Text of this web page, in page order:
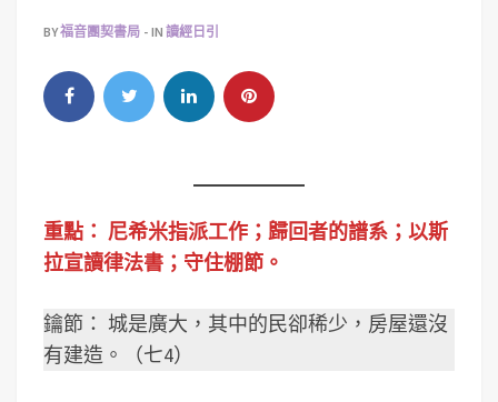
BY福音團契書局 IN 讀經日引
重點： 尼希米指派工作；歸回者的譜系；以斯
拉宣讀律法書；守住棚節。
鑰節： 城是廣大，其中的民卻稀少，房屋還沒
有建造。（七4）